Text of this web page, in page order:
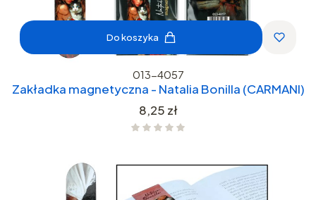
Do koszyka
013-4057
Zakładka magnetyczna - Natalia Bonilla (CARMANI)
Cena
8,25 zł